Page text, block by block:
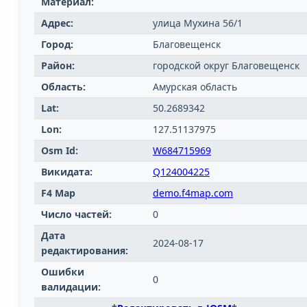
Адрес:
улица Мухина 56/1
Город:
Благовещенск
Район:
городской округ Благовещенск
Область:
Амурская область
Lat:
50.2689342
Lon:
127.51137975
Osm Id:
W684715969
Викидата:
Q124004225
F4 Map
demo.f4map.com
Число частей:
0
Дата
редактирования:
2024-08-17
Ошибки
валидации:
0